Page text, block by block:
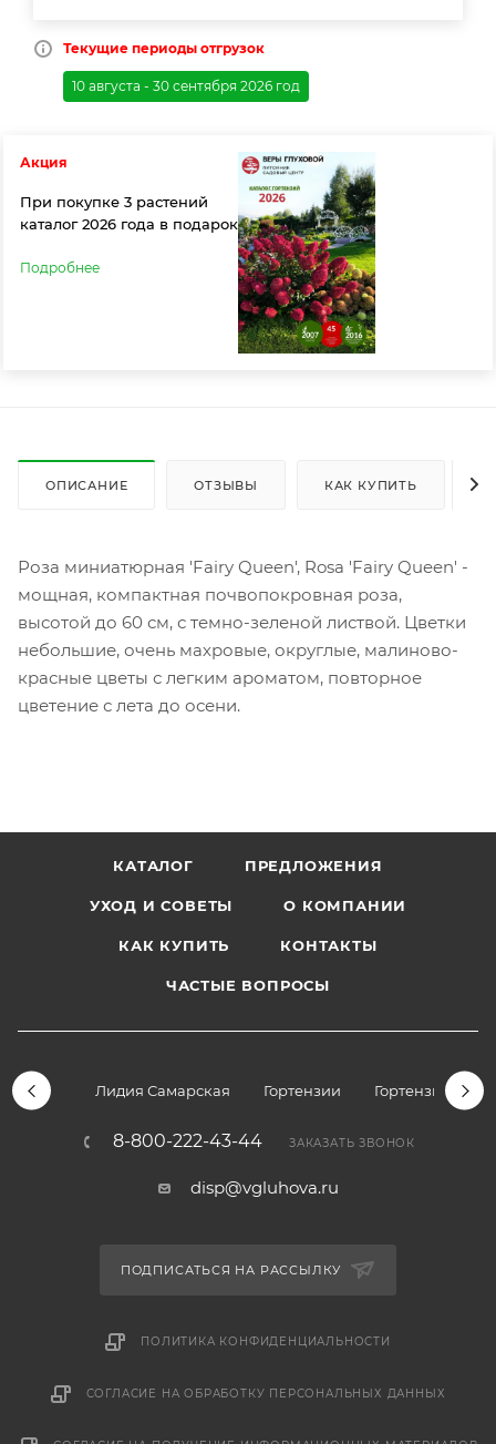
Текущие периоды отгрузок
10 августа - 30 сентября 2026 год
Акция
При покупке 3 растений
каталог 2026 года в подарок
Подробнее
ОПИСАНИЕ ОТЗЫВЫ КАК КУПИТЬ
Роза миниатюрная 'Fairy Queen', Rosa 'Fairy Queen' -
мощная, компактная почвопокровная роза,
высотой до 60 см, с темно-зеленой листвой. Цветки
небольшие, очень махровые, округлые, малиново-
красные цветы с легким ароматом, повторное
цветение с лета до осени.
КАТАЛОГ ПРЕДЛОЖЕНИЯ
УХОД И СОВЕТЫ О КОМПАНИИ
КАК КУПИТЬ КОНТАКТЫ
ЧАСТЫЕ ВОПРОСЫ
Лидия Самарская Гортензии Гортензии
8-800-222-43-44 ЗАКАЗАТЬ ЗВОНОК
disp@vgluhova.ru
ПОДПИСАТЬСЯ НА РАССЫЛКУ
ПОЛИТИКА КОНФИДЕНЦИАЛЬНОСТИ
СОГЛАСИЕ НА ОБРАБОТКУ ПЕРСОНАЛЬНЫХ ДАННЫХ